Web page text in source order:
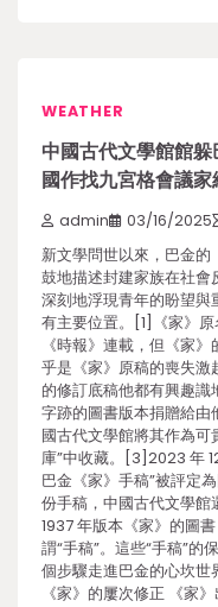
WEATHER
中國古代文學館館
國作找九宮格會議家
admin 03/16/2025
新文學問世以來，巴金
鼓地描述封建家族在社
深刻地浮現青年的盼望
有主要位置。[1]《家》原
《時報》連載，但《家
乎是《家》原稿的喪失激
的修訂底稿他都有興趣
字跡的圖書版本捐贈給由
國古代文學館將其作為
庫”中收藏。[3]2023 年
巴金《家》手稿”被評定
份手稿，中國古代文學館
1937 年版本《家》的圖
謂“手稿”。這些“手稿”的
個步驟走進巴金的心坎
《家》的屢次修正 《家